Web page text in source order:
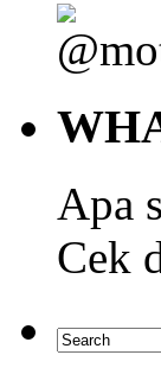
Apa
Cek